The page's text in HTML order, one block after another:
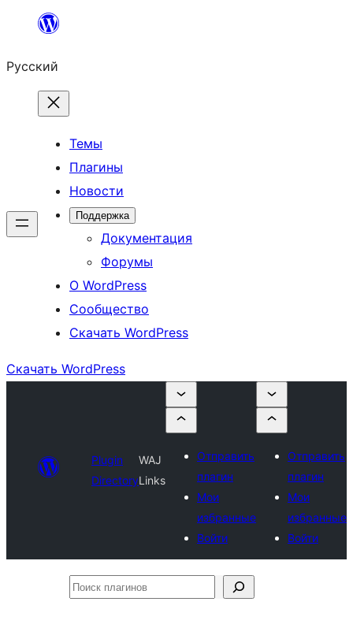
Перейти
содержимому
Русский
Темы
Плагины
Новости
Поддержка
Документация
Форумы
О WordPress
Сообщество
Скачать WordPress
Скачать WordPress
Plugin
Directory
WAJ
Links
Отправить
плагин
Мои
избранные
Войти
Отправить
плагин
Мои
избранные
Войти
Поиск